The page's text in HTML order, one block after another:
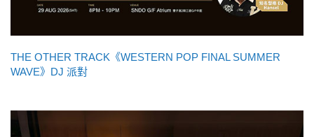
THE OTHER TRACK《WESTERN POP FINAL SUMMER
WAVE》DJ 派對